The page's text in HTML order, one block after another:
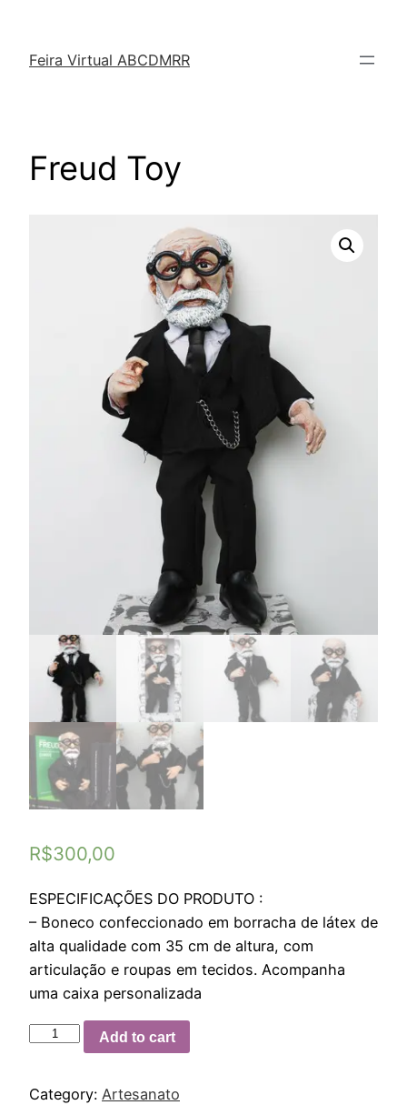
Feira Virtual ABCDMRR
Freud Toy
R$300,00
ESPECIFICAÇÕES DO PRODUTO :
– Boneco confeccionado em borracha de látex de
alta qualidade com 35 cm de altura, com
articulação e roupas em tecidos. Acompanha
uma caixa personalizada
Add to cart
Category: Artesanato